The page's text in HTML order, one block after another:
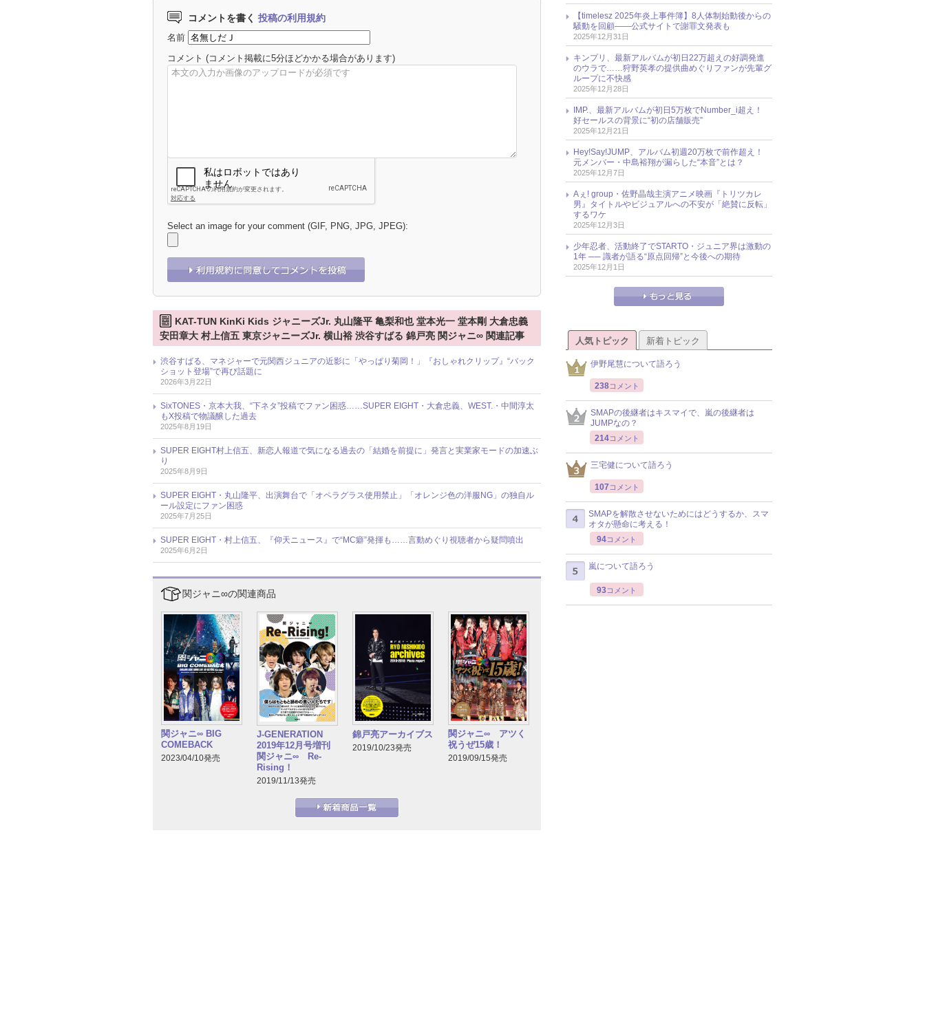
コメントを書く 投稿の利用規約
名前
コメント (コメント掲載に5分ほどかかる場合があります)
Select an image for your comment (GIF, PNG, JPG, JPEG):
KAT-TUN KinKi Kids ジャニーズJr. 丸山隆平 亀梨和也 堂本光一 堂本剛 大倉忠義
安田章大 村上信五 東京ジャニーズJr. 横山裕 渋谷すばる 錦戸亮 関ジャニ∞ 関連記事
渋谷すばる、マネジャーで元関西ジュニアの近影に「やっぱり菊岡！」『おしゃれクリップ』“バック
ショット登場”で再び話題に
2026年3月22日
SixTONES・京本大我、“下ネタ”投稿でファン困惑……SUPER EIGHT・大倉忠義、WEST.・中間淳太
もX投稿で物議醸した過去
2025年8月19日
SUPER EIGHT村上信五、新恋人報道で気になる過去の「結婚を前提に」発言と実業家モードの加速ぶ
り
2025年8月9日
SUPER EIGHT・丸山隆平、出演舞台で「オペラグラス使用禁止」「オレンジ色の洋服NG」の独自ル
ール設定にファン困惑
2025年7月25日
SUPER EIGHT・村上信五、『仰天ニュース』で“MC癖”発揮も……言動めぐり視聴者から疑問噴出
2025年6月2日
関ジャニ∞の関連商品
関ジャニ∞ BIG
COMEBACK
2023/04/10発売
J-GENERATION
2019年12月号増刊
関ジャニ∞ Re-
Rising！
2019/11/13発売
錦戸亮アーカイブス
2019/10/23発売
関ジャニ∞ アツく
祝うぜ15歳！
2019/09/15発売
【timelesz 2025年炎上事件簿】8人体制始動後からの
騒動を回顧――公式サイトで謝罪文発表も
2025年12月31日
キンプリ、最新アルバムが初日22万超えの好調発進
のウラで……狩野英孝の提供曲めぐりファンが先輩グ
ループに不快感
2025年12月28日
IMP.、最新アルバムが初日5万枚でNumber_i超え！
好セールスの背景に“初の店舗販売”
2025年12月21日
Hey!Say!JUMP、アルバム初週20万枚で前作超え！
元メンバー・中島裕翔が漏らした“本音”とは？
2025年12月7日
Aぇ! group・佐野晶哉主演アニメ映画『トリツカレ
男』タイトルやビジュアルへの不安が「絶賛に反転」
するワケ
2025年12月3日
少年忍者、活動終了でSTARTO・ジュニア界は激動の
1年 ── 識者が語る“原点回帰”と今後への期待
2025年12月1日
人気トピック 新着トピック
伊野尾慧について語ろう
238コメント
SMAPの後継者はキスマイで、嵐の後継者は
JUMPなの？
214コメント
三宅健について語ろう
107 コメント
SMAPを解散させないためにはどうするか、スマ
オタが懸命に考える！
94コメント
嵐について語ろう
93コメント